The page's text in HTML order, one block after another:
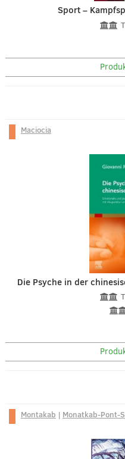
Sport –
Maciocia
Die Psyche in der
Montakab | Monatkab-Pont-